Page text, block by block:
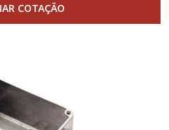
COTAÇÃO